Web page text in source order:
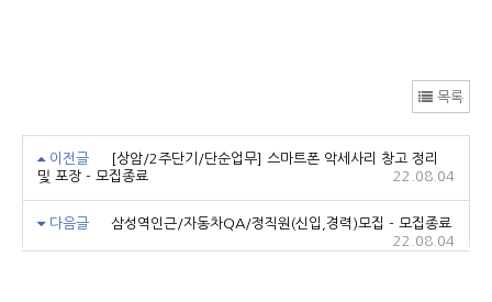
목록
이전글
[상암/2주단기/단순업무] 스마트폰 악세사리 창고 정리
및 포장 - 모집종료
22.08.04
다음글
삼성역인근/자동차QA/정직원(신입,경력)모집 - 모집종료
22.08.04